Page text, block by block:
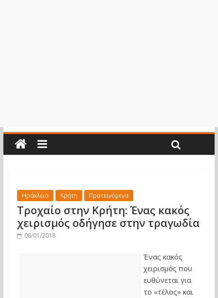
Ηράκλειο Κρήτη Προτεινόμενα
Τροχαίο στην Κρήτη: Ένας κακός
χειρισμός οδήγησε στην τραγωδία
08/01/2018
Ένας κακός
χειρισμός που
ευθύνεται για
το «τέλος» και